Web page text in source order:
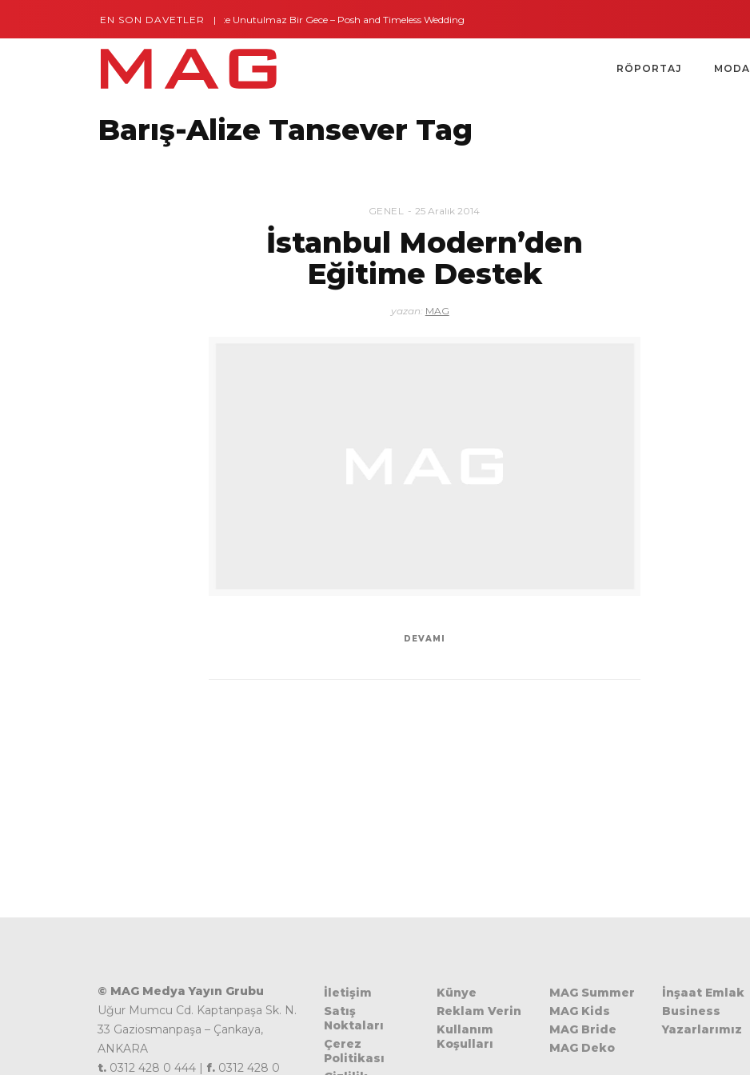
EN SON DAVETLERGaziantep’te Unutulmaz Bir Gece – Posh and Timeless Weddings
RÖPORTAJ MODA
Barış-Alize Tansever Tag
GENEL 25 Aralık 2014
İstanbul Modern’den
Eğitime Destek
yazan: MAG
DEVAMI
© MAG Medya Yayın Grubu
Uğur Mumcu Cd. Kaptanpaşa Sk. N.
33 Gaziosmanpaşa – Çankaya,
ANKARA
t. 0312 428 0 444 | f. 0312 428 0
İletişim
Satış
Noktaları
Çerez
Politikası
Künye
Reklam Verin
Kullanım
Koşulları
MAG Summer
MAG Kids
MAG Bride
MAG Deko
İnşaat Emlak
Business
Yazarlarımız